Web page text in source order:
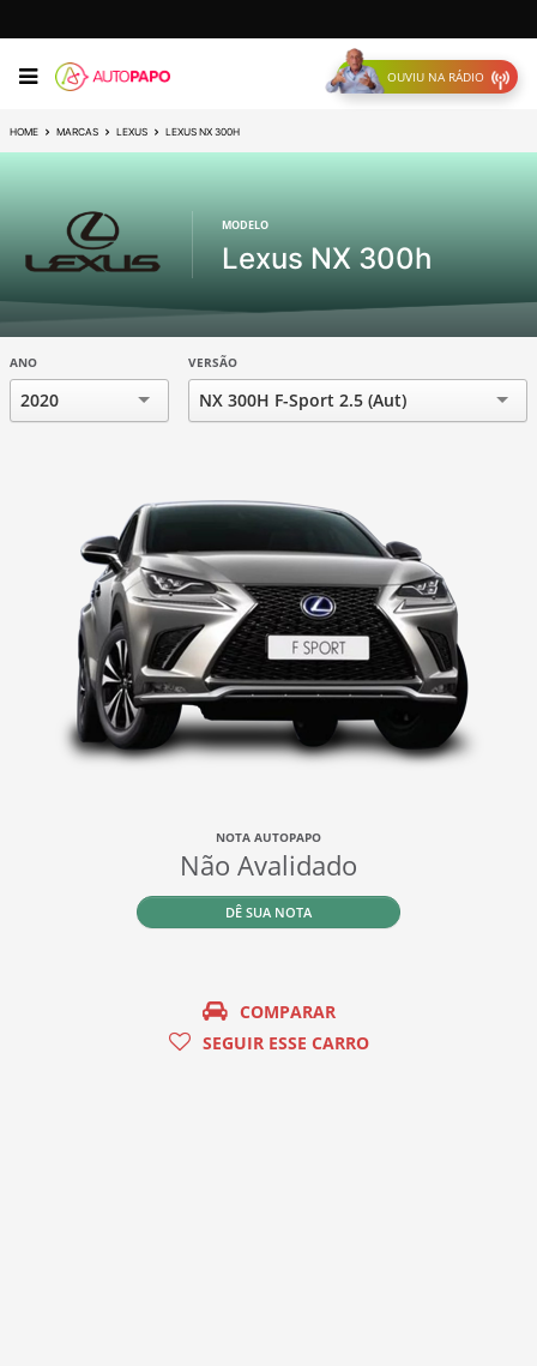
OUVIU NA RÁDIO
HOME MARCAS LEXUS LEXUS NX 300H
MODELO
Lexus NX 300h
ANO
2020
VERSÃO
NX 300H F-Sport 2.5 (Aut)
NOTA AUTOPAPO
Não Avalidado
DÊ SUA NOTA
COMPARAR
SEGUIR ESSE CARRO